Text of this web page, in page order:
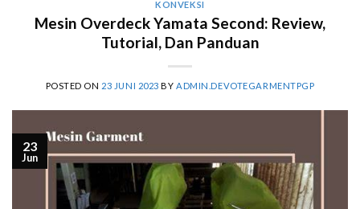
KONVEKSI
Mesin Overdeck Yamata Second: Review,
Tutorial, Dan Panduan
POSTED ON 23 JUNI 2023 BY ADMIN.DEVOTEGARMENTPGP
23
Jun